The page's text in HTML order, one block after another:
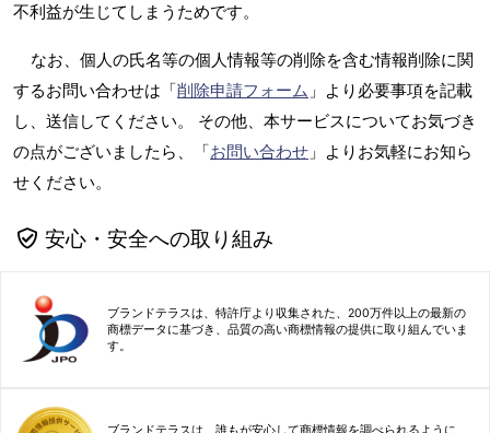
不利益が生じてしまうためです。
なお、個人の氏名等の個人情報等の削除を含む情報削除に関
するお問い合わせは「削除申請フォーム 」より必要事項を記載
し、送信してください。 その他、本サービスについてお気づき
の点がございましたら、「お問い合わせ 」よりお気軽にお知ら
せください。
安心・安全への取り組み
ブランドテラスは、特許庁より収集された、200万件以上の最新の
商標データに基づき、品質の高い商標情報の提供に取り組んでいま
す。
ブランドテラスは、誰もが安心して商標情報を調べられるように、